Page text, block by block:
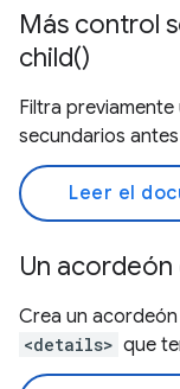
Más control
child()
Filtra
secundarios
Leer el
Un acordeón
Crea un
<details> que